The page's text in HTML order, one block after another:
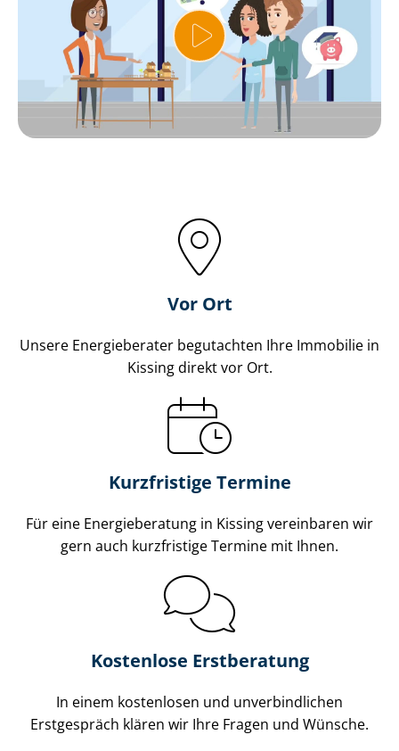
Vor Ort
Unsere Energieberater begutachten Ihre Immobilie in
Kissing direkt vor Ort.
Kurzfristige Termine
Für eine Energieberatung in Kissing vereinbaren wir
gern auch kurzfristige Termine mit Ihnen.
Kostenlose Erstberatung
In einem kostenlosen und unverbindlichen
Erstgespräch klären wir Ihre Fragen und Wünsche.